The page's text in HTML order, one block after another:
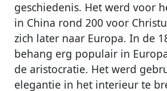
geschiedenis. Het werd voor
in China rond 200 voor
zich later naar Europa. In de
behang erg populair in
de aristocratie. Het werd
elegantie in het interieur te